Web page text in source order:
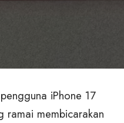
iPhone 17
ramai membicarakan